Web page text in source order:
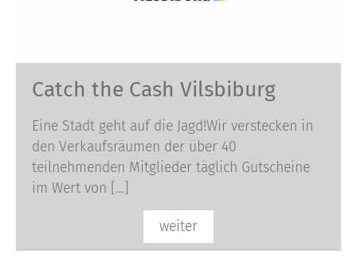
Catch the Cash Vilsbiburg
Eine Stadt geht auf die Jagd!Wir verstecken in
den Verkaufsräumen der über 40
teilnehmenden Mitglieder täglich Gutscheine
im Wert von […]
weiter